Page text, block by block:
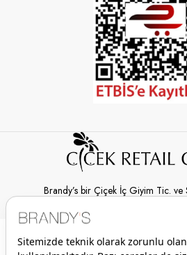
Brandy’s bir Çiçek İç Giyim Tic. ve
© 2026 Brandy’s | Her